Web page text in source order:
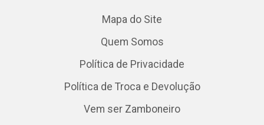
Mapa do Site
Quem Somos
Política de Privacidade
Política de Troca e Devolução
Vem ser Zamboneiro